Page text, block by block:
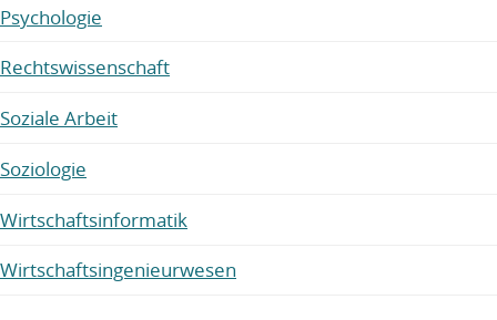
Psychologie
Rechtswissenschaft
Soziale Arbeit
Soziologie
Wirtschaftsinformatik
Wirtschaftsingenieurwesen